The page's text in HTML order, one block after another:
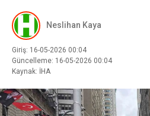
Neslihan Kaya
Giriş: 16-05-2026 00:04
Güncelleme: 16-05-2026 00:04
Kaynak: İHA